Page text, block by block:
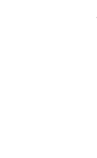
22パーセント